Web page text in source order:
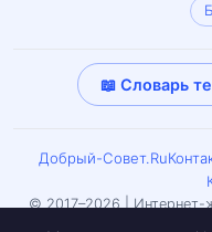
📖 Словарь
Добрый-Совет.Ru
© 2017–2026 | Интернет-